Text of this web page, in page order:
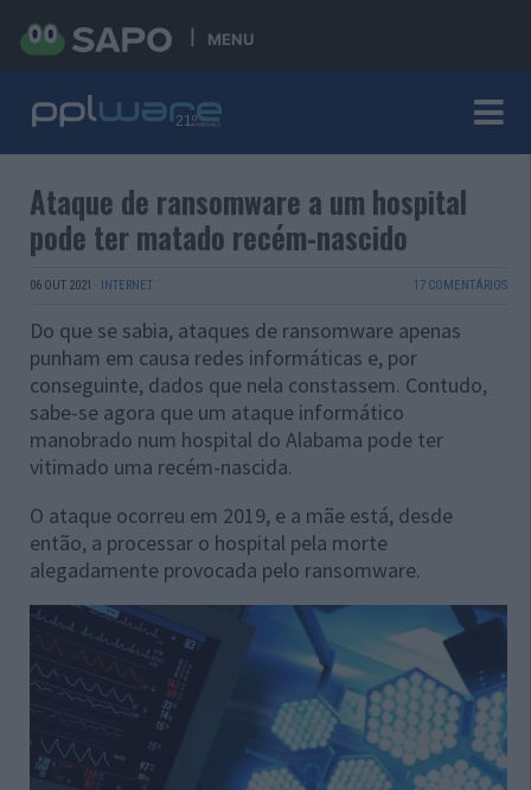
MENU
Ataque de ransomware a um hospital
pode ter matado recém-nascido
06 OUT 2021 · INTERNET 17 COMENTÁRIOS
Do que se sabia, ataques de ransomware apenas
punham em causa redes informáticas e, por
conseguinte, dados que nela constassem. Contudo,
sabe-se agora que um ataque informático
manobrado num hospital do Alabama pode ter
vitimado uma recém-nascida.
O ataque ocorreu em 2019, e a mãe está, desde
então, a processar o hospital pela morte
alegadamente provocada pelo ransomware.